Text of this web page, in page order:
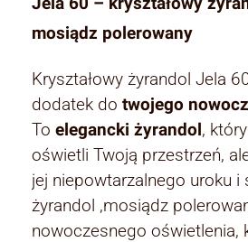
mosiądz polerowany
Kryształowy żyrandol Jela
dodatek do twojego
To elegancki żyrandol,
oświetli Twoją przestrzeń,
jej niepowtarzalnego uroku i
żyrandol ,mosiądz
nowoczesnego oświetlenia,